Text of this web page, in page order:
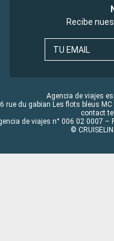
Recibe
TU EMAIL
Agencia de viajes
rue du gabian Les flots bleus
contact
de viajes n° 006 02 0007
©